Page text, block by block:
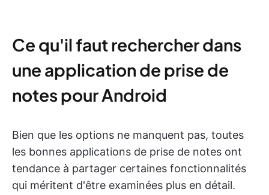
Ce qu'il faut rechercher dans
une application de prise de
notes pour Android
Bien que les options ne manquent pas, toutes
les bonnes applications de prise de notes ont
tendance à partager certaines fonctionnalités
qui méritent d'être examinées plus en détail.